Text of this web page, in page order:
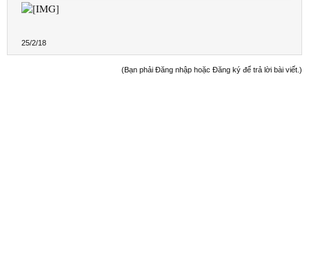
25/2/18
(Bạn phải Đăng nhập hoặc Đăng ký để trả lời bài viết.)